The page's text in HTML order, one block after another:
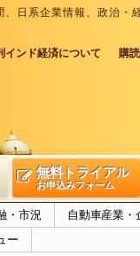
日系企業情報、政治
インド経済について 購
無料トライアル
お申込みフォーム
・市況
自動車産業・
ー